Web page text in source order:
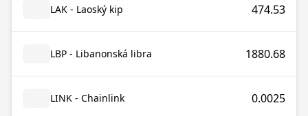
LAK - Laoský kip 474.53
LBP - Libanonská libra 1880.68
LINK - Chainlink 0.0025